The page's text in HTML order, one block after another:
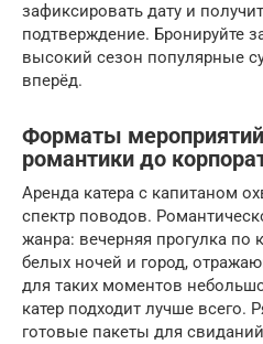
зафиксировать дату и
подтверждение. Бронируйте
высокий сезон популярные
вперёд.
Форматы
романтики до
Аренда катера с капитаном
спектр поводов.
жанра: вечерняя прогулка по
белых ночей и город,
для таких моментов
катер подходит лучше всего.
готовые пакеты для